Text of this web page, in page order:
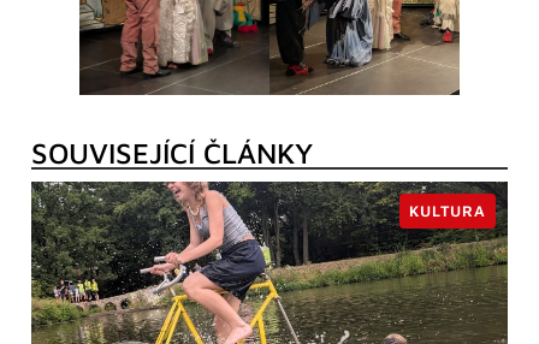
SOUVISEJÍCÍ ČLÁNKY
KULTURA